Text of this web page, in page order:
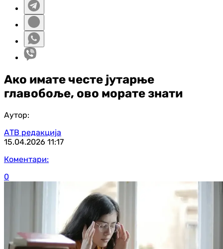
Ако имате честе јутарње
главобоље, ово морате знати
Аутор:
АТВ редакција
15.04.2026 11:17
Коментари:
0